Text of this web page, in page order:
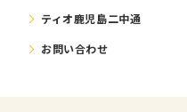
ティオ鹿児島二中通
お問い合わせ